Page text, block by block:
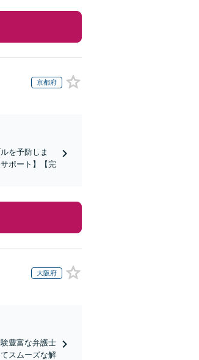
京都府
を予防しま
ポート】【完
大阪府
豊富な弁護士
スムーズな解